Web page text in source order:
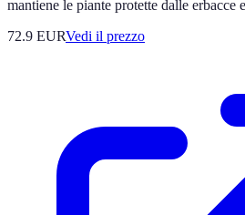
mantiene le piante protette dalle erbacce
72.9 EURVedi il prezzo